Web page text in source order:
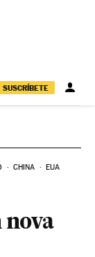
SUSCRÍBETE
CHINA EUA
nova